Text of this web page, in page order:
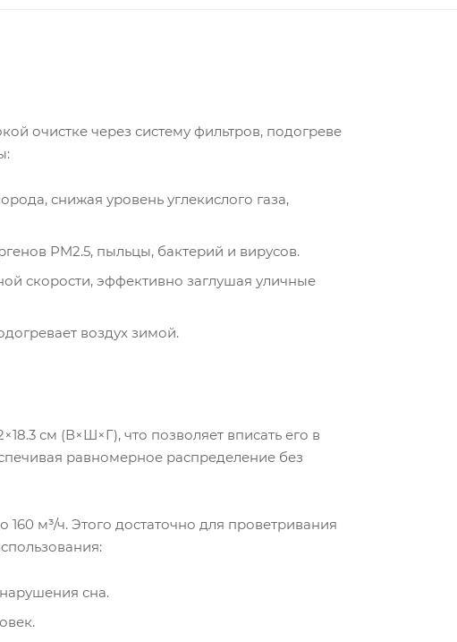
очистке через систему фильтров, подогреве
снижая уровень углекислого газа,
PM2.5, пыльцы, бактерий и вирусов.
скорости, эффективно заглушая уличные
воздух зимой.
см (В×Ш×Г), что позволяет вписать его в
равномерное распределение без
м³/ч. Этого достаточно для проветривания
сна.